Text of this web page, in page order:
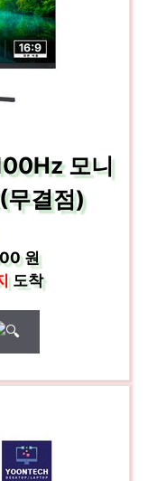
모니
결점)
원
도착